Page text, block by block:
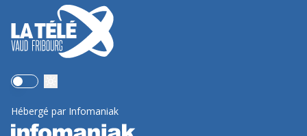
Use setting
Hébergé par Infomaniak